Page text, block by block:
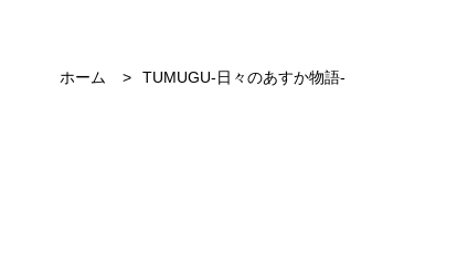
ホーム TUMUGU-日々のあすか物語-